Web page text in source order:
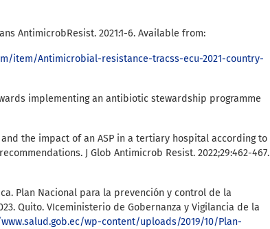
AntimicrobResist. 2021:1-6. Available from:
item/Antimicrobial-resistance-tracss-ecu-2021-country-
implementing an antibiotic stewardship programme
the impact of an ASP in a tertiary hospital according to
J Glob Antimicrob Resist. 2022;29:462-467.
Plan Nacional para la prevención y control de la
Quito. VIceministerio de Gobernanza y Vigilancia de la
wp-content/uploads/2019/10/Plan-